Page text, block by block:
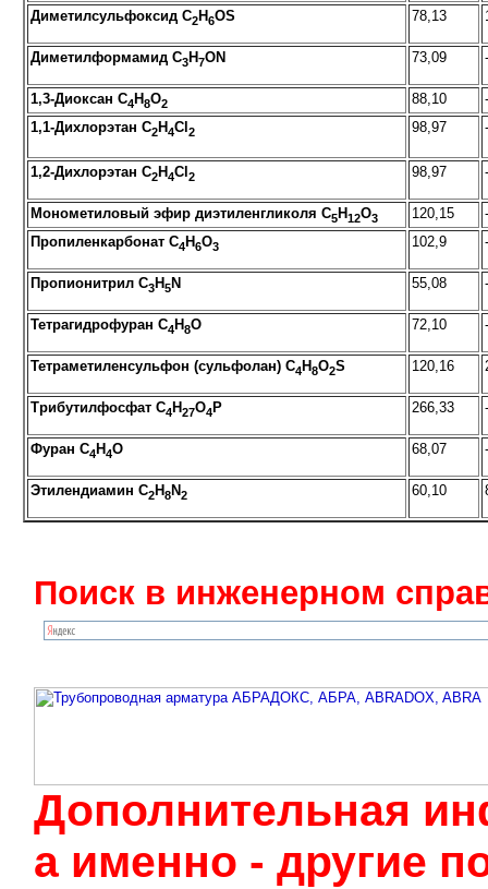
Диметилсульфоксид C2H6OS 78,13
Диметилформамид C3H7ON 73,09
1,3-Диоксан C4H8O2 88,10
1,1-Дихлорэтан C2H4Cl2 98,97
1,2-Дихлорэтан C2H4Cl2 98,97
Монометиловый эфир диэтиленгликоля C5H12O3 120,15
-
Пропиленкарбонат C4H6O3 102,9
Пропионитрил C3H5N 55,08
Тетрагидрофуран C4H8O 72,10
Тетраметиленсульфон (сульфолан) C4H8O2S 120,16
Трибутилфосфат C4H27O4P 266,33
Фуран C4H4O 68,07
Этилендиамин C2H8N2 60,10
Поиск в инженерном
Дополнительная
а именно - другие